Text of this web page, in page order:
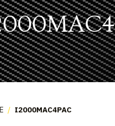
/ I2000MAC4PAC